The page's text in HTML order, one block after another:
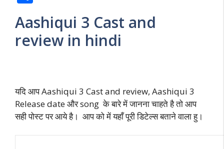
s
A
er b
o
e
st
e
dI
l bl
n
sl
at
e
h
ar
e
Aashiqui 3 Cast and
review in hindi
यदि आप Aashiqui 3 Cast and review, Aashiqui 3
Release date और song के बारे में जानना चाहते है तो आप
सही पोस्ट पर आये है। आप को में यहाँ पूरी डिटेल्स बताने वाला हु।